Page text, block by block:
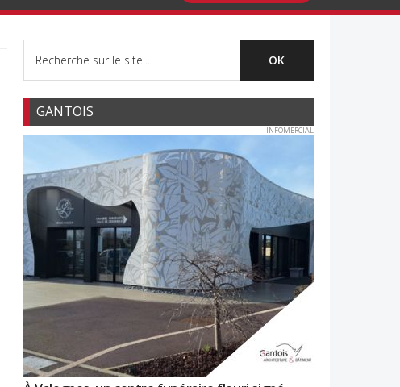
GANTOIS
INFOMERCIAL